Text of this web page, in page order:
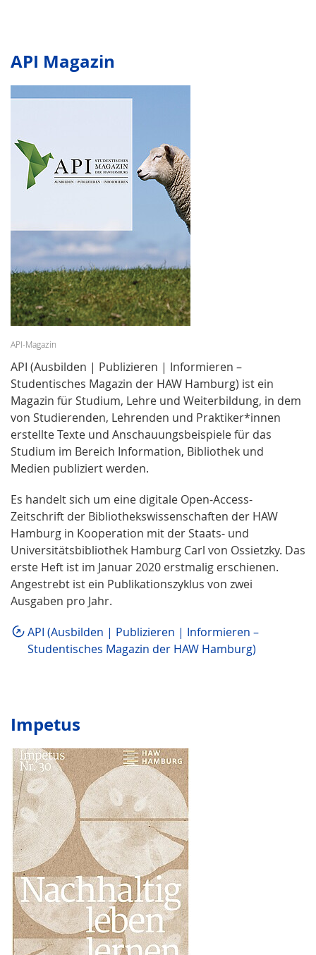
API Magazin
API-Magazin
API (Ausbilden | Publizieren | Informieren –
Studentisches Magazin der HAW Hamburg) ist ein
Magazin für Studium, Lehre und Weiterbildung, in dem
von Studierenden, Lehrenden und Praktiker*innen
erstellte Texte und Anschauungsbeispiele für das
Studium im Bereich Information, Bibliothek und
Medien publiziert werden.
Es handelt sich um eine digitale Open-Access-
Zeitschrift der Bibliothekswissenschaften der HAW
Hamburg in Kooperation mit der Staats- und
Universitätsbibliothek Hamburg Carl von Ossietzky. Das
erste Heft ist im Januar 2020 erstmalig erschienen.
Angestrebt ist ein Publikationszyklus von zwei
Ausgaben pro Jahr.
API (Ausbilden | Publizieren | Informieren –
Studentisches Magazin der HAW Hamburg)
Impetus